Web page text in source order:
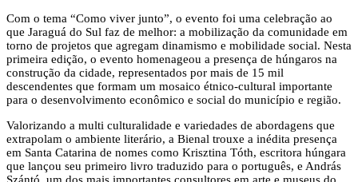
Com o tema “Como viver junto”, o evento foi uma celebração ao
que Jaraguá do Sul faz de melhor: a mobilização da comunidade em
torno de projetos que agregam dinamismo e mobilidade social. Nesta
primeira edição, o evento homenageou a presença de húngaros na
construção da cidade, representados por mais de 15 mil
descendentes que formam um mosaico étnico-cultural importante
para o desenvolvimento econômico e social do município e região.
Valorizando a multi culturalidade e variedades de abordagens que
extrapolam o ambiente literário, a Bienal trouxe a inédita presença
em Santa Catarina de nomes como Krisztina Tóth, escritora húngara
que lançou seu primeiro livro traduzido para o português, e András
Szántó, um dos mais importantes consultores em arte e museus do